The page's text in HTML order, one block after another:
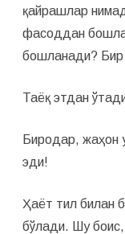
қайрашлар
фасоддан
бошланади? Бир
Таёқ этдан
Биродар,
эди!
Ҳаёт тил билан
бўлади. Шу боис,